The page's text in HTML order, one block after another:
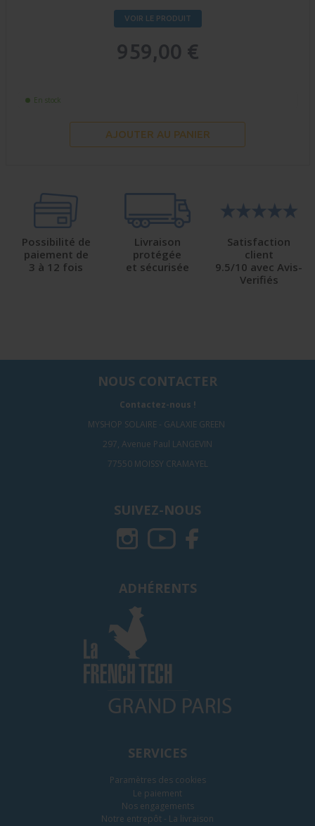
VOIR LE PRODUIT
959,00 €
En stock
AJOUTER AU PANIER
Possibilité de
paiement de
3 à 12 fois
Livraison
protégée
et sécurisée
Satisfaction
client
9.5/10 avec Avis-
Verifiés
NOUS CONTACTER
Contactez-nous !
MYSHOP SOLAIRE - GALAXIE GREEN
297, Avenue Paul LANGEVIN
77550 MOISSY CRAMAYEL
SUIVEZ-NOUS
ADHÉRENTS
SERVICES
Paramètres des cookies
Le paiement
Nos engagements
Notre entrepôt - La livraison